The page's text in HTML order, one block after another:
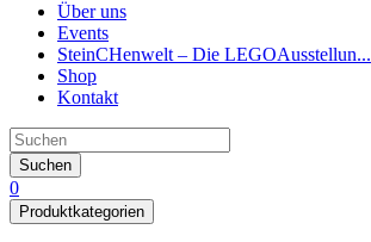
Über uns
Events
SteinCHenwelt – Die LEGOAusstellun...
Shop
Kontakt
Suchen
0
Produktkategorien